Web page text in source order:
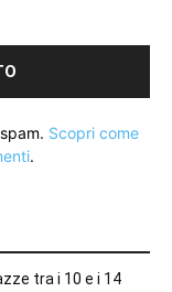
Scopri come
.
tra i 10 e i 14